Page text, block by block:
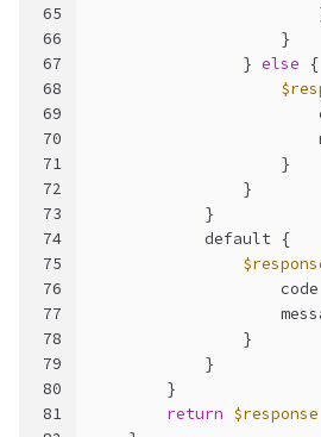
65
66
67
68
69
70
71
72
73
74
75
76
77
78
79
80
81
                    }
                }
else {
                    }
                }
            }
            default {
                }
            }
        }
return $response